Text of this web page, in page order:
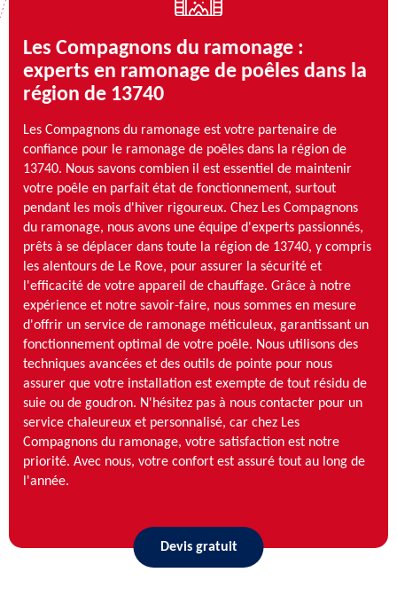
Les Compagnons du ramonage :
experts en ramonage de poêles dans la
région de 13740
Les Compagnons du ramonage est votre partenaire de
confiance pour le ramonage de poêles dans la région de
13740. Nous savons combien il est essentiel de maintenir
votre poêle en parfait état de fonctionnement, surtout
pendant les mois d'hiver rigoureux. Chez Les Compagnons
du ramonage, nous avons une équipe d'experts passionnés,
prêts à se déplacer dans toute la région de 13740, y compris
les alentours de Le Rove, pour assurer la sécurité et
l'efficacité de votre appareil de chauffage. Grâce à notre
expérience et notre savoir-faire, nous sommes en mesure
d'offrir un service de ramonage méticuleux, garantissant un
fonctionnement optimal de votre poêle. Nous utilisons des
techniques avancées et des outils de pointe pour nous
assurer que votre installation est exempte de tout résidu de
suie ou de goudron. N'hésitez pas à nous contacter pour un
service chaleureux et personnalisé, car chez Les
Compagnons du ramonage, votre satisfaction est notre
priorité. Avec nous, votre confort est assuré tout au long de
l'année.
Devis gratuit